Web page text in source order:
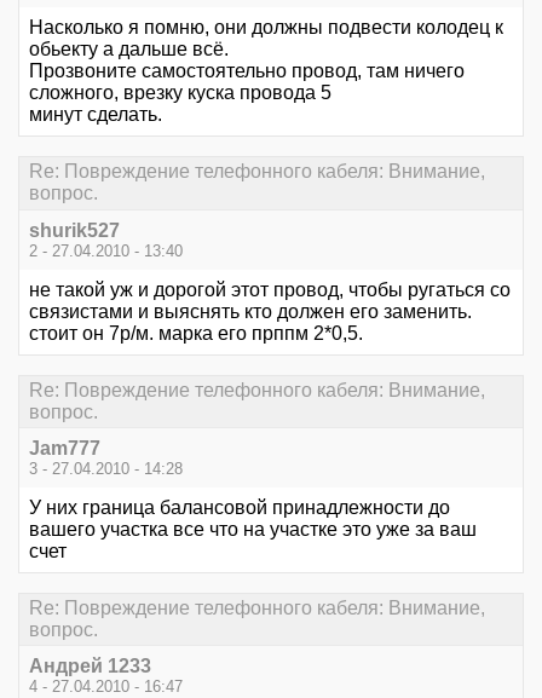
Насколько я помню, они должны подвести колодец к
обьекту а дальше всё.
Прозвоните самостоятельно провод, там ничего
сложного, врезку куска провода 5
минут сделать.
Re: Повреждение телефонного кабеля: Внимание,
вопрос.
shurik527
2 - 27.04.2010 - 13:40
не такой уж и дорогой этот провод, чтобы ругаться со
связистами и выяснять кто должен его заменить.
стоит он 7р/м. марка его прппм 2*0,5.
Re: Повреждение телефонного кабеля: Внимание,
вопрос.
Jam777
3 - 27.04.2010 - 14:28
У них граница балансовой принадлежности до
вашего участка все что на участке это уже за ваш
счет
Re: Повреждение телефонного кабеля: Внимание,
вопрос.
Андрей 1233
4 - 27.04.2010 - 16:47